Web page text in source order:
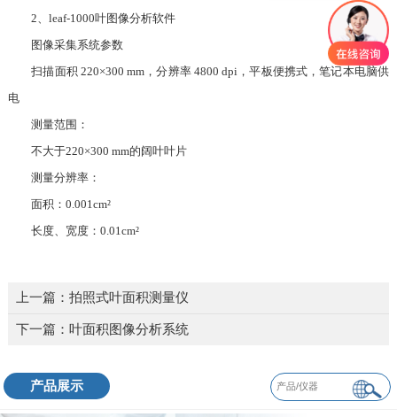
2、leaf-1000叶图像分析软件
图像采集系统参数
扫描面积 220×300 mm，分辨率 4800 dpi，平板便携式，笔记本电脑供
电
测量范围：
不大于220×300 mm的阔叶叶片
测量分辨率：
面积：0.001cm²
长度、宽度：0.01cm²
上一篇： 拍照式叶面积测量仪
下一篇： 叶面积图像分析系统
产品展示